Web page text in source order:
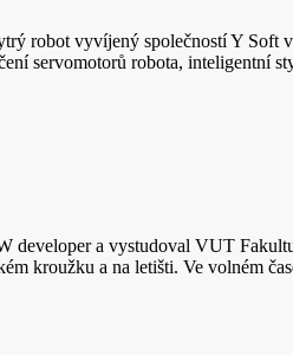
robot vyvíjený společností Y
servomotorů robota, inteligentní
developer a vystudoval VUT
kroužku a na letišti. Ve volném